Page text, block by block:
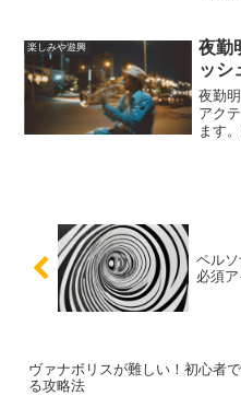
と楽
楽しみや遊興
夜勤
ッシ
夜勤
アク
ます
ペル
必須
ヴァナボリスが難しい！初心者
る攻略法